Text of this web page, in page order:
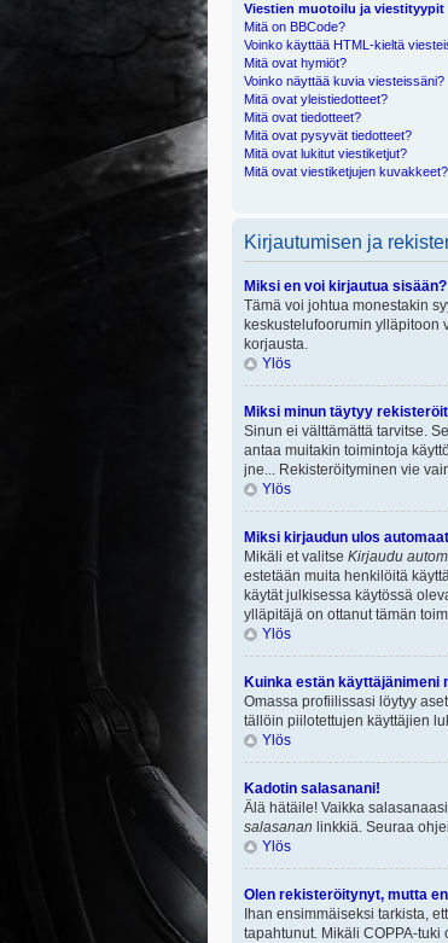
Viestien muotoilu ja viestityypit
Mitä on BBCode?
Voinko käyttää HTML-kieltä
Mitä ovat hymiöt?
Voinko näyttää kuvia viesteissäni?
Mitä ovat yleistiedotteet?
Mitä ovat tiedotteet?
Mitä ovat pysyvät tiedotteet?
Mitä ovat lukitut viestiketjut?
Mitä ovat viestiketjujen kuvakkeet?
Kirjautumisen ja
Miksi en voi kirjautua sisään?
Tämä voi johtua monestakin
keskustelufoorumin ylläpitoon
korjausta.
Ylös
Miksi minun täytyy
Sinun ei välttämättä tarvitse.
antaa muitakin toimintoja
jne... Rekisteröityminen vie
Ylös
Miksi kirjaudun ulos
Mikäli et valitse Kirjaudu
estetään muita henkilöitä
käytät julkisessa käytössä
ylläpitäjä on ottanut tämän
Ylös
Kuinka estän käyttäjänimeni
Omassa profiilissasi löytyy
tällöin piilotettujen käyttäjien
Ylös
Kadotin salasanani!
Älä hätäile! Vaikka
salasanan linkkiä. Seuraa
Ylös
Olen rekisteröitynyt, mutta
Ihan ensimmäiseksi tarkista,
tapahtunut. Mikäli COPPA-tuki